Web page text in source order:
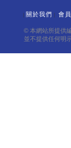
關於我們 會
© 本網站所提供
並不提供任何明